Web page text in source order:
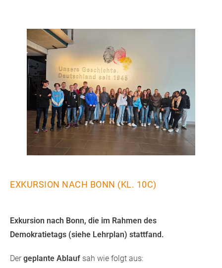
EXKURSION NACH BONN (KL. 10C)
Exkursion nach Bonn, die im Rahmen des
Demokratietags (siehe Lehrplan) stattfand.
Dergeplante Ablauf sah wie folgt aus: